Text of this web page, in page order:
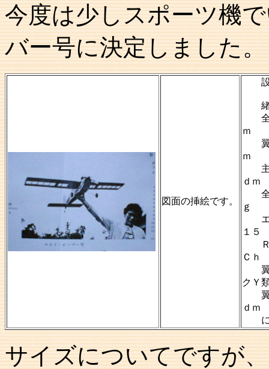
今度は少しスポーツ機
バー号に決定しました。
図面の挿絵です。
設
緒
全
ｍ
翼
ｍ
主
ｄｍ
全
ｇ
エ
１５
Ｒ
Ｃｈ
翼
クＹ
翼
ｄｍ
に
サイズについてですが